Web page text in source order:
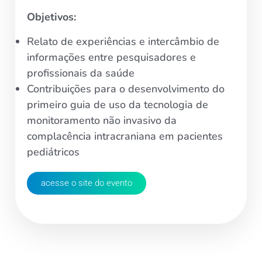
Objetivos:
Relato de experiências e intercâmbio de
informações entre pesquisadores e
profissionais da saúde
Contribuições para o desenvolvimento do
primeiro guia de uso da tecnologia de
monitoramento não invasivo da
complacência intracraniana em pacientes
pediátricos
acesse o site do evento